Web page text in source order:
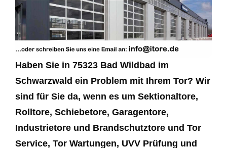
Haben Sie in 75323 Bad Wildbad im
Schwarzwald ein Problem mit Ihrem Tor? Wir
sind für Sie da, wenn es um Sektionaltore,
Rolltore, Schiebetore, Garagentore,
Industrietore und Brandschutztore und Tor
Service, Tor Wartungen, UVV Prüfung und